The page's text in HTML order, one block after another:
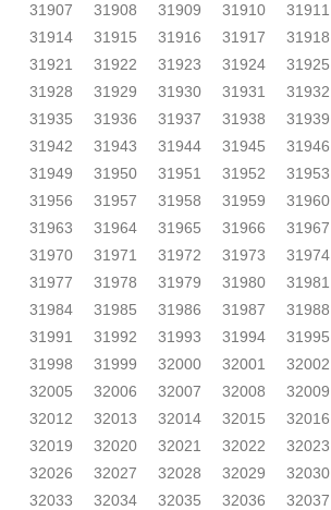
31907
31908 31909 31910 31911
31914
31915 31916 31917 31918
31921
31922 31923 31924 31925
31928
31929 31930 31931 31932
31935
31936 31937 31938 31939
31942
31943 31944 31945 31946
31949
31950 31951 31952 31953
31956
31957 31958 31959 31960
31963
31964 31965 31966 31967
31970
31971 31972 31973 31974
31977
31978 31979 31980 31981
31984
31985 31986 31987 31988
31991
31992 31993 31994 31995
31998
31999 32000 32001 32002
32005
32006 32007 32008 32009
32012
32013 32014 32015 32016
32019
32020 32021 32022 32023
32026
32027 32028 32029 32030
32033
32034 32035 32036 32037